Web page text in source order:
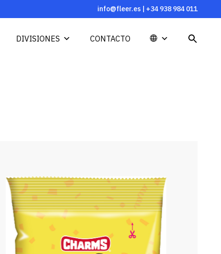
info@fleer.es | +34 938 984 011
DIVISIONES CONTACTO